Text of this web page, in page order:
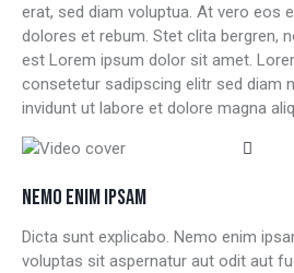
erat, sed diam voluptua. At vero eos
dolores et rebum. Stet clita bergren,
est Lorem ipsum dolor sit amet.
consetetur sadipscing elitr sed diam
invidunt ut labore et dolore magna
NEMO ENIM IPSAM
Dicta sunt explicabo. Nemo enim
voluptas sit aspernatur aut odit aut